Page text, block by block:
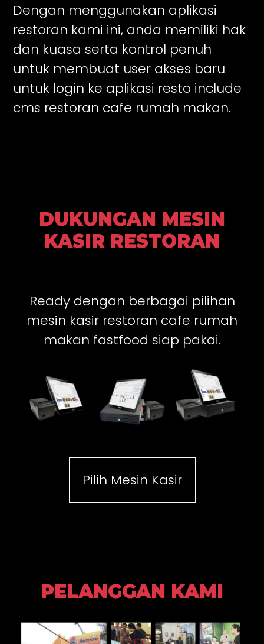
Dengan menggunakan aplikasi
restoran kami ini, anda memiliki hak
dan kuasa serta kontrol penuh
untuk membuat user akses baru
untuk login ke aplikasi resto include
cms restoran cafe rumah makan.
DUKUNGAN MESIN
KASIR RESTORAN
Ready dengan berbagai pilihan
mesin kasir restoran cafe rumah
makan fastfood siap pakai.
Pilih Mesin Kasir
PELANGGAN KAMI